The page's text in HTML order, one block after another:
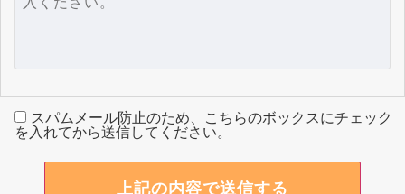
スパムメール防止のため、こちらのボックスにチェック
を入れてから送信してください。